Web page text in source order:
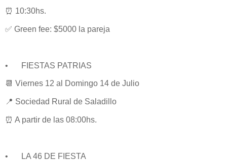
⏰ 10:30hs.
✅ Green fee: $5000 la pareja
• FIESTAS PATRIAS
📆 Viernes 12 al Domingo 14 de Julio
📍 Sociedad Rural de Saladillo
⏰ A partir de las 08:00hs.
• LA 46 DE FIESTA